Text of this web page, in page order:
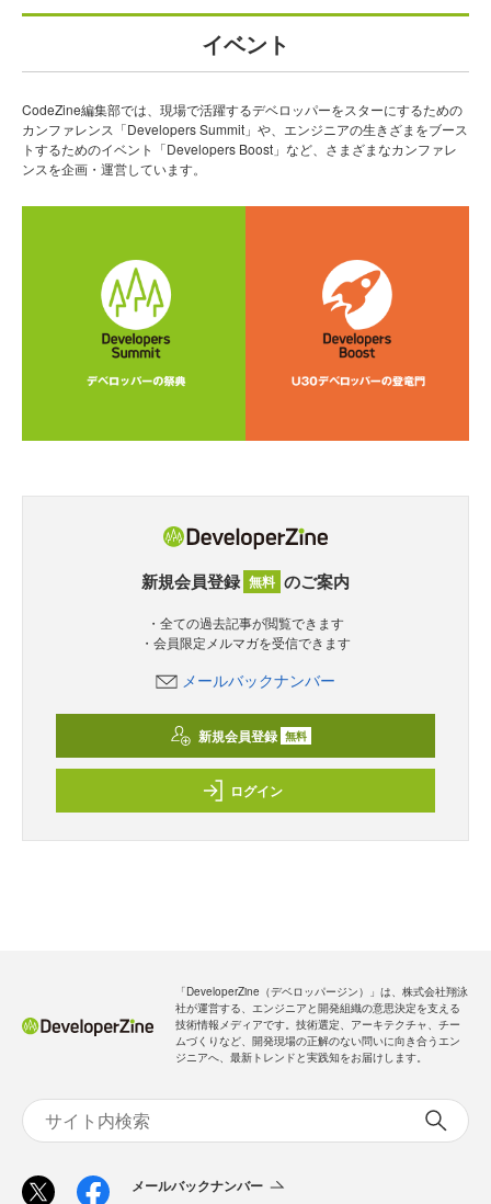
イベント
CodeZine編集部では、現場で活躍するデベロッパーをスターにするための
カンファレンス「Developers Summit」や、エンジニアの生きざまをブース
トするためのイベント「Developers Boost」など、さまざまなカンファレ
ンスを企画・運営しています。
新規会員登録 無料 のご案内
・全ての過去記事が閲覧できます
・会員限定メルマガを受信できます
メールバックナンバー
新規会員登録 無料
ログイン
「DeveloperZine（デベロッパージン）」は、株式会社翔泳
社が運営する、エンジニアと開発組織の意思決定を支える
技術情報メディアです。技術選定、アーキテクチャ、チー
ムづくりなど、開発現場の正解のない問いに向き合うエン
ジニアへ、最新トレンドと実践知をお届けします。
メールバックナンバー